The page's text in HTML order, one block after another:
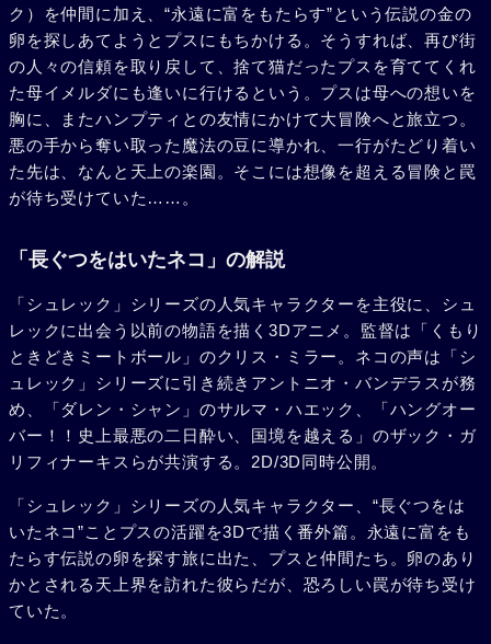
ク）を仲間に加え、“永遠に富をもたらす”という伝説の金の
卵を探しあてようとプスにもちかける。そうすれば、再び街
の人々の信頼を取り戻して、捨て猫だったプスを育ててくれ
た母イメルダにも逢いに行けるという。プスは母への想いを
胸に、またハンプティとの友情にかけて大冒険へと旅立つ。
悪の手から奪い取った魔法の豆に導かれ、一行がたどり着い
た先は、なんと天上の楽園。そこには想像を超える冒険と罠
が待ち受けていた……。
「長ぐつをはいたネコ」の解説
「シュレック」シリーズの人気キャラクターを主役に、シュ
レックに出会う以前の物語を描く3Dアニメ。監督は「くもり
ときどきミートボール」のクリス・ミラー。ネコの声は「シ
ュレック」シリーズに引き続きアントニオ・バンデラスが務
め、「ダレン・シャン」のサルマ・ハエック、「ハングオー
バー！！史上最悪の二日酔い、国境を越える」のザック・ガ
リフィナーキスらが共演する。2D/3D同時公開。
「シュレック」シリーズの人気キャラクター、“長ぐつをは
いたネコ”ことプスの活躍を3Dで描く番外篇。永遠に富をも
たらす伝説の卵を探す旅に出た、プスと仲間たち。卵のあり
かとされる天上界を訪れた彼らだが、恐ろしい罠が待ち受け
ていた。